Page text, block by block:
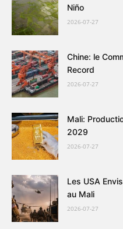
Niño
2026-07-27
Chine: le
Record
2026-07-27
Mali:
2029
2026-07-27
Les USA
au Mali
2026-07-27